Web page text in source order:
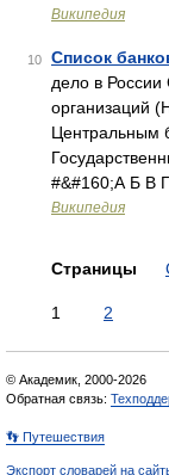
Википедия
10 Список
дело в России
организаций
Центральным
#&#160;А Б В
Википедия
Страницы
1 2
© Академик, 2000-2026
Обратная связь:
👣 Путешествия
Экспорт словарей на